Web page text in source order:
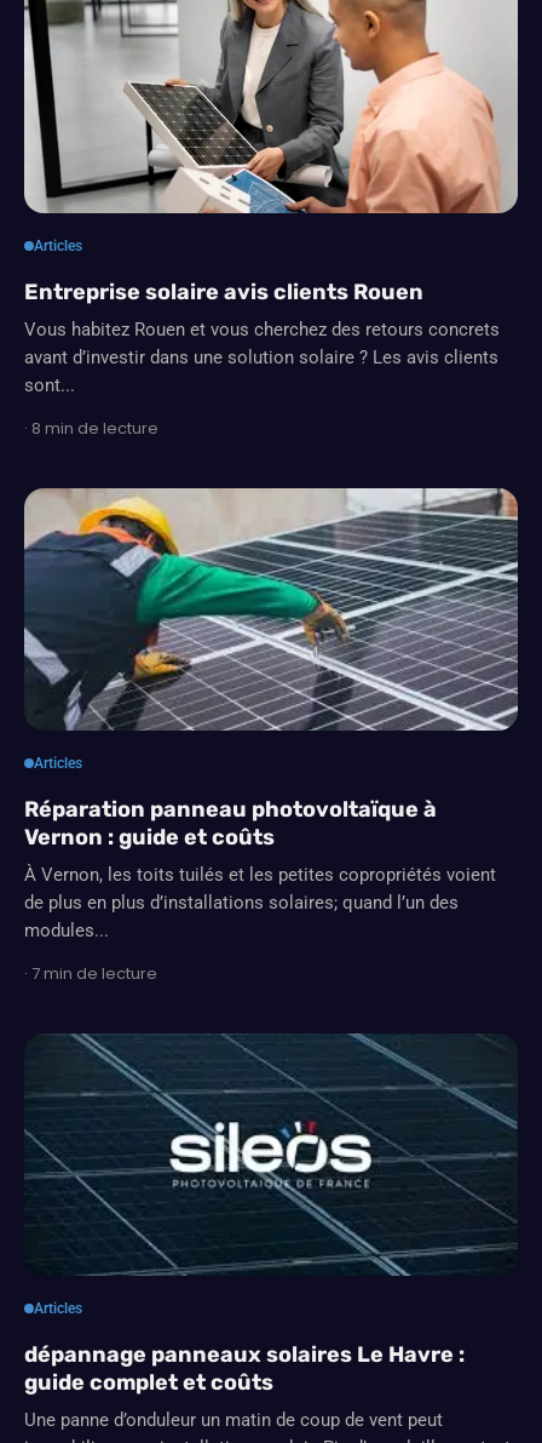
Articles
Entreprise solaire avis clients Rouen
Vous habitez Rouen et vous cherchez des retours concrets
avant d’investir dans une solution solaire ? Les avis clients
sont...
· 8 min de lecture
Articles
Réparation panneau photovoltaïque à
Vernon : guide et coûts
À Vernon, les toits tuilés et les petites copropriétés voient
de plus en plus d’installations solaires; quand l’un des
modules...
· 7 min de lecture
Articles
dépannage panneaux solaires Le Havre :
guide complet et coûts
Une panne d’onduleur un matin de coup de vent peut